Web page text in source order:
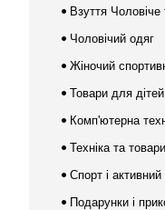
Взуття
Чоловічий одяг
Жіночий
Товари для дітей
Комп'ютерна
Техніка та
Спорт і активний
Подарунки і